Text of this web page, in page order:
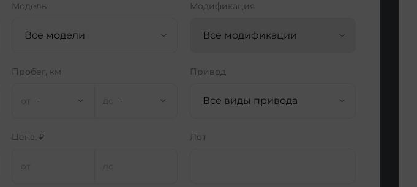
Модель
Все модели
Модификация
Все модификации
Пробег, км
- -
Привод
Все виды привода
Цена, ₽ Лот